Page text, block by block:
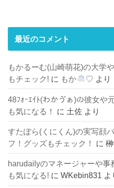
最近のコメント
もかるーむ(山崎萌花)の大学
もチェック! に もか ♡ より
48ﾌｫｰｴｲﾄ(わかゔぁ)の彼女や
も気になる！
に 土佐 より
すたぽら(くにくん)の実写顔
フ！グッズもチェック！
に
harudailyのマネージャーや事
も気になる! にWKebin831 よ